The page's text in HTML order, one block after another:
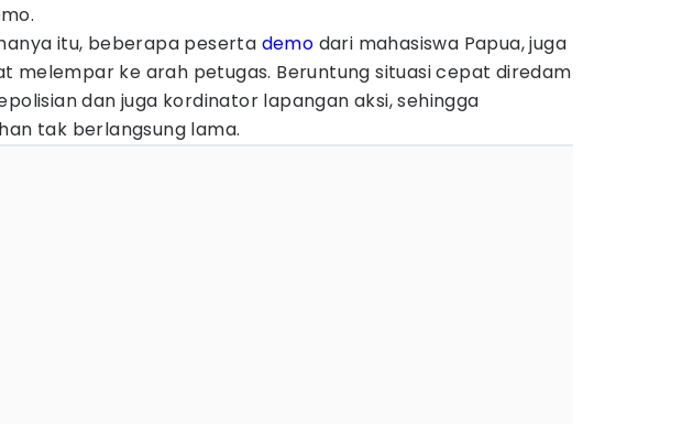
itu, beberapa peserta demo dari mahasiswa Papua, juga
melempar ke arah petugas. Beruntung situasi cepat diredam
dan juga kordinator lapangan aksi, sehingga
tak berlangsung lama.